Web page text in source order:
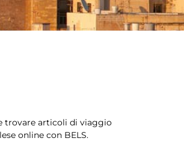
trovare articoli di viaggio
online con BELS.